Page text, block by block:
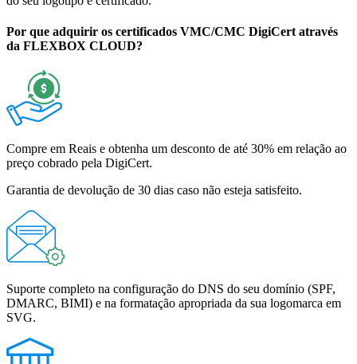
Por que adquirir os certificados VMC/CMC DigiCert através
da FLEXBOX CLOUD?
Compre em Reais e obtenha um desconto de até 30% em relação ao
preço cobrado pela DigiCert.
Garantia de devolução de 30 dias caso não esteja satisfeito.
Suporte completo na configuração do DNS do seu domínio (SPF,
DMARC, BIMI) e na formatação apropriada da sua logomarca em
SVG.